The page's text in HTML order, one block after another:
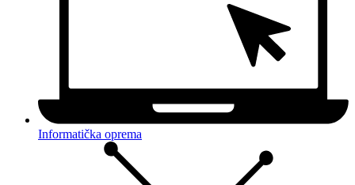
Informatička oprema